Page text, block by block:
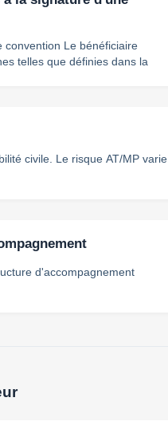
bénéficiaire
civile. Le risque AT/MP varie
d'accompagnement